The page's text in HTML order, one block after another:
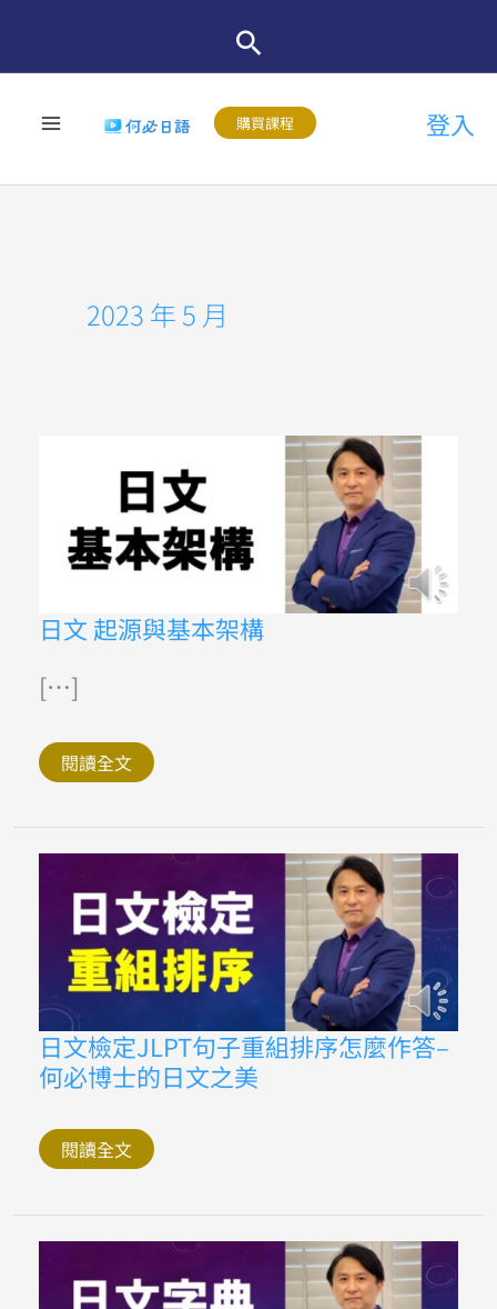
購買課程 登入
2023 年 5 月
日文 起源與基本架構
[…]
日
文
源
與
基
架
構
閱讀全文
日文檢定JLPT句子重組排序怎麼作答–
何必博士的日文之美
日
文
檢
定
句
子
重
序
怎
答
閱讀全文